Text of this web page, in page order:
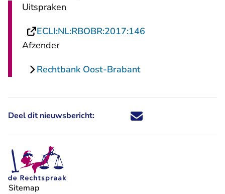
Uitspraken
ECLI:NL:RBOBR:2017:146
Afzender
Rechtbank Oost-Brabant
Deel dit nieuwsbericht: Deel dit nieuwsbericht via X -
Deel dit nieuwsbericht via
Deel dit nieuwsbericht
Deel dit
Sitemap